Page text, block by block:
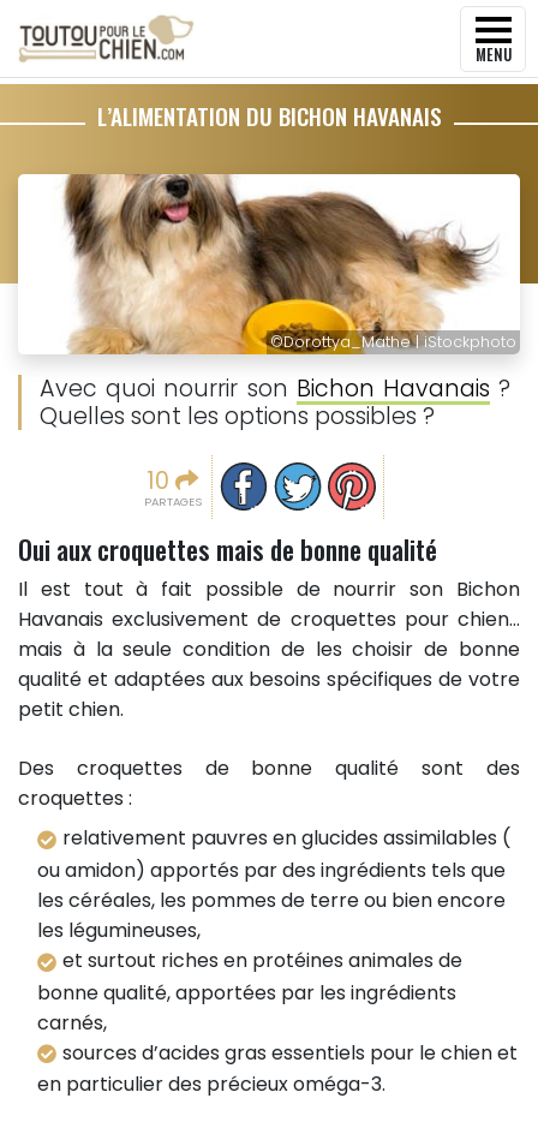
MENU
L’ALIMENTATION DU BICHON HAVANAIS
©Dorottya_Mathe | iStockphoto
Avec quoi nourrir son Bichon Havanais ?
Quelles sont les options possibles ?
10
PARTAGES
Partager sur facebook
Partager sur Twitter
Epingler sur Pinterest
Oui aux croquettes mais de bonne qualité
Il est tout à fait possible de nourrir son Bichon
Havanais exclusivement de croquettes pour chien…
mais à la seule condition de les choisir de bonne
qualité et adaptées aux besoins spécifiques de votre
petit chien.
Des croquettes de bonne qualité sont des
croquettes :
relativement pauvres en glucides assimilables (
ou amidon) apportés par des ingrédients tels que
les céréales, les pommes de terre ou bien encore
les légumineuses,
et surtout riches en protéines animales de
bonne qualité, apportées par les ingrédients
carnés,
sources d’acides gras essentiels pour le chien et
en particulier des précieux oméga-3.